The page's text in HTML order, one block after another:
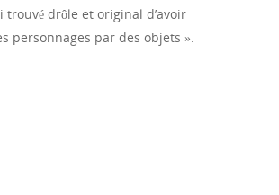
trouvé drôle et original d’avoir
personnages par des objets ».